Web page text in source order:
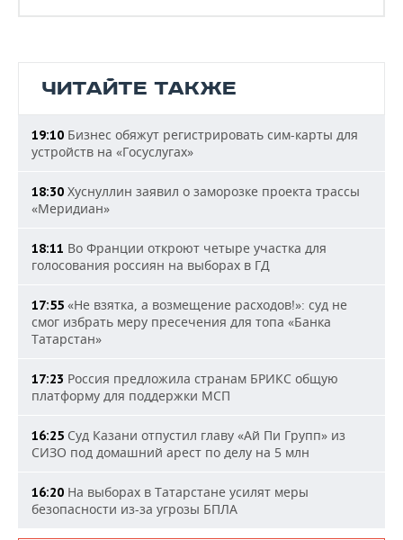
ЧИТАЙТЕ ТАКЖЕ
19:10 Бизнес обяжут регистрировать сим-карты для
устройств на «Госуслугах»
18:30 Хуснуллин заявил о заморозке проекта трассы
«Меридиан»
18:11 Во Франции откроют четыре участка для
голосования россиян на выборах в ГД
17:55 «Не взятка, а возмещение расходов!»: суд не
смог избрать меру пресечения для топа «Банка
Татарстан»
17:23 Россия предложила странам БРИКС общую
платформу для поддержки МСП
16:25 Суд Казани отпустил главу «Ай Пи Групп» из
СИЗО под домашний арест по делу на 5 млн
16:20 На выборах в Татарстане усилят меры
безопасности из-за угрозы БПЛА